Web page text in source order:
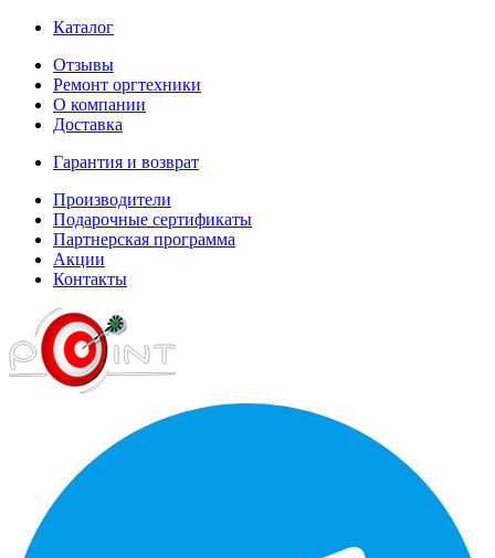
Каталог
Отзывы
Ремонт оргтехники
О компании
Доставка
Гарантия и возврат
Производители
Подарочные сертификаты
Партнерская программа
Акции
Контакты